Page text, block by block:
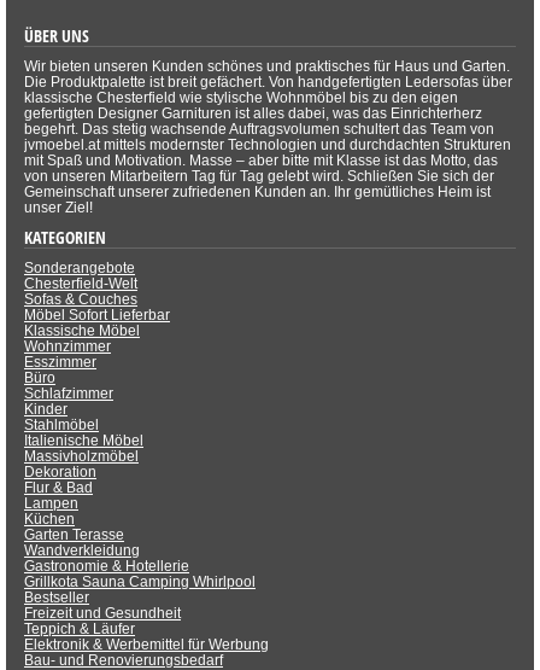
ÜBER UNS
Wir bieten unseren Kunden schönes und praktisches für Haus und Garten.
Die Produktpalette ist breit gefächert. Von handgefertigten Ledersofas über
klassische Chesterfield wie stylische Wohnmöbel bis zu den eigen
gefertigten Designer Garnituren ist alles dabei, was das Einrichterherz
begehrt. Das stetig wachsende Auftragsvolumen schultert das Team von
jvmoebel.at mittels modernster Technologien und durchdachten Strukturen
mit Spaß und Motivation. Masse – aber bitte mit Klasse ist das Motto, das
von unseren Mitarbeitern Tag für Tag gelebt wird. Schließen Sie sich der
Gemeinschaft unserer zufriedenen Kunden an. Ihr gemütliches Heim ist
unser Ziel!
KATEGORIEN
Sonderangebote
Chesterfield-Welt
Sofas & Couches
Möbel Sofort Lieferbar
Klassische Möbel
Wohnzimmer
Esszimmer
Büro
Schlafzimmer
Kinder
Stahlmöbel
Italienische Möbel
Massivholzmöbel
Dekoration
Flur & Bad
Lampen
Küchen
Garten Terasse
Wandverkleidung
Gastronomie & Hotellerie
Grillkota Sauna Camping Whirlpool
Bestseller
Freizeit und Gesundheit
Teppich & Läufer
Elektronik & Werbemittel für Werbung
Bau- und Renovierungsbedarf